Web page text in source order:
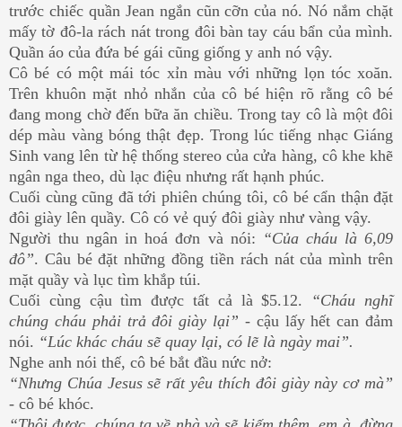
trước chiếc quần Jean ngắn cũn cỡn của nó. Nó nắm chặt
mấy tờ đô-la rách nát trong đôi bàn tay cáu bẩn của mình.
Quần áo của đứa bé gái cũng giống y anh nó vậy.
Cô bé có một mái tóc xỉn màu với những lọn tóc xoăn.
Trên khuôn mặt nhỏ nhắn của cô bé hiện rõ rằng cô bé
đang mong chờ đến bữa ăn chiều. Trong tay cô là một đôi
dép màu vàng bóng thật đẹp. Trong lúc tiếng nhạc Giáng
Sinh vang lên từ hệ thống stereo của cửa hàng, cô khe khẽ
ngân nga theo, dù lạc điệu nhưng rất hạnh phúc.
Cuối cùng cũng đã tới phiên chúng tôi, cô bé cẩn thận đặt
đôi giày lên quầy. Cô có vẻ quý đôi giày như vàng vậy.
Người thu ngân in hoá đơn và nói: “Của cháu là 6,09
đô”. Câu bé đặt những đồng tiền rách nát của mình trên
mặt quầy và lục tìm khắp túi.
Cuối cùng cậu tìm được tất cả là $5.12. “Cháu nghĩ
chúng cháu phải trả đôi giày lại” - cậu lấy hết can đảm
nói. “Lúc khác cháu sẽ quay lại, có lẽ là ngày mai”.
Nghe anh nói thế, cô bé bắt đầu nức nở:
“Nhưng Chúa Jesus sẽ rất yêu thích đôi giày này cơ mà”
- cô bé khóc.